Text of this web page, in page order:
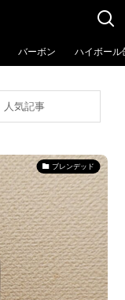
バーボン ハイボール
人気記事
ブレンデッド